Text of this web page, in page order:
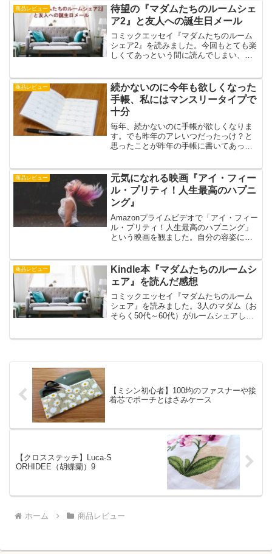
きて暮している。毎日のように会ってお
互いの心のエネルギーを満たしている。
商品レビュー
待望の『マダムたちのルームシェ
ア2』と友人への誕生日メール
コミックエッセイ『マダムたちのルーム
シェア2』を読みました。今回もとても楽
しくてあっという間に読んでしまい、も
うエピソードを読んで、先日友人へ誕生
日メールを送ったことを思い出しまし
た。
商品レビュー
続かないのに今年も欲しくなった
手帳、私にはマンスリータイプで
十分
毎年、続かないのに手帳が欲しくなりま
す。でも昨年のアレいつだったっけ？と
思ったことが昨年の手帳に書いてあっ
マンスリータイプの手帳を買うことにし
ました。
商品レビュー
元気になれる映画『アイ・フィー
ル・プリティ！人生最高のハプニ
ング』
Amazonプライムビデオで「アイ・フィー
ル・プリティ！人生最高のハプニング」
という映画を観ました。自分の容姿にコ
自分になった」と勘違いしたことから自
信に満ち溢れた日々を送る…。
商品レビュー
Kindle本『マダムたちのルームシ
ェア』を読んだ感想
コミックエッセイ『マダムたちのルーム
シェア』を読みました。3人のマダム（お
そらく50代～60代）がルームシェアして
【ミシン初心者】100均のファスナーや接
着芯でポーチとはさみケース
【クロスステッチ】Luca-S
ORHIDEE（胡蝶蘭）9
ホーム 商品レビュー